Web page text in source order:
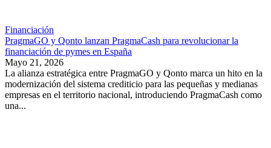
Financiación
PragmaGO y Qonto lanzan PragmaCash para revolucionar la
financiación de pymes en España
Mayo 21, 2026
La alianza estratégica entre PragmaGO y Qonto marca un hito en la
modernización del sistema crediticio para las pequeñas y medianas
empresas en el territorio nacional, introduciendo PragmaCash como
una...